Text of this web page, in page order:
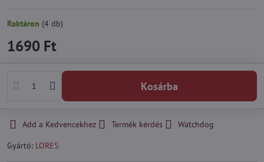
Raktáron (4 db)
1690 Ft
Kosárba
Add a Kedvencekhez Termék kérdés
Watchdog
Gyártó: LORES